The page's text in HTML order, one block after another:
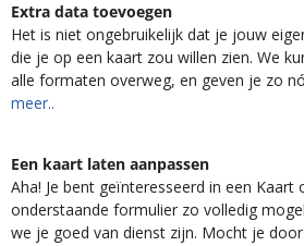
Extra data toevoegen
Het is niet ongebruikelijk dat je jouw
die je op een kaart zou willen zien. We
alle formaten overweg, en geven je zo
meer..
Een kaart laten aanpassen
Aha! Je bent geïnteresseerd in een
onderstaande formulier zo volledig
we je goed van dienst zijn. Mocht je